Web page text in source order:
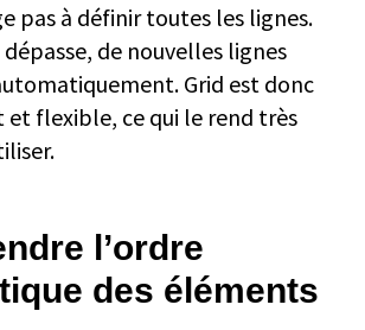
pas à définir toutes les lignes.
de nouvelles lignes
Grid est donc
et flexible, ce qui le rend très
l’ordre
des éléments